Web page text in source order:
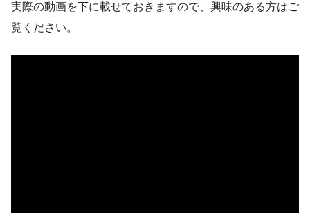
実際の動画を下に載せておきますので、興味のある方はご
覧ください。